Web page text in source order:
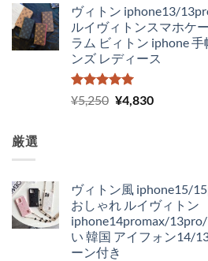
ヴィトン iphone13/
ルイヴィトンスマホケ
ラム ビィトン iphone
ンズ レディース
5段階中
5.00
の評価
¥5,250 元
¥5,250
で
し
た。
¥4,830現
¥4,830
で
す。
厳選
ヴィトン風 iphone15/
おしゃれ ルイヴィトン
iphone14promax/
い 韓国 アイフォン14/
ーン付き